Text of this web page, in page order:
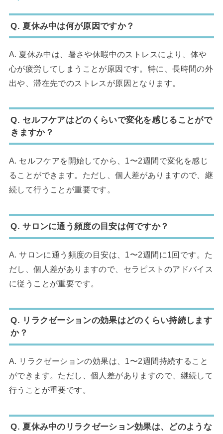
Q. 夏休み中は何が原因ですか？
A. 夏休み中は、暑さや休暇中のストレスにより、体や
心が疲労してしまうことが原因です。特に、長時間の外
出や、滞在先でのストレスが原因となります。
Q. セルフケアはどのくらいで変化を感じることがで
きますか？
A. セルフケアを開始してから、1〜2週間で変化を感じ
ることができます。ただし、個人差がありますので、継
続して行うことが重要です。
Q. サロンに通う頻度の目安は何ですか？
A. サロンに通う頻度の目安は、1〜2週間に1回です。た
だし、個人差がありますので、セラピストのアドバイス
に従うことが重要です。
Q. リラクゼーションの効果はどのくらい持続します
か？
A. リラクゼーションの効果は、1〜2週間持続すること
ができます。ただし、個人差がありますので、継続して
行うことが重要です。
Q. 夏休み中のリラクゼーション効果は、どのような